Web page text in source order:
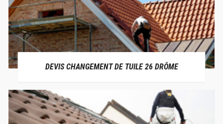
DEVIS CHANGEMENT DE TUILE 26 DRÔME